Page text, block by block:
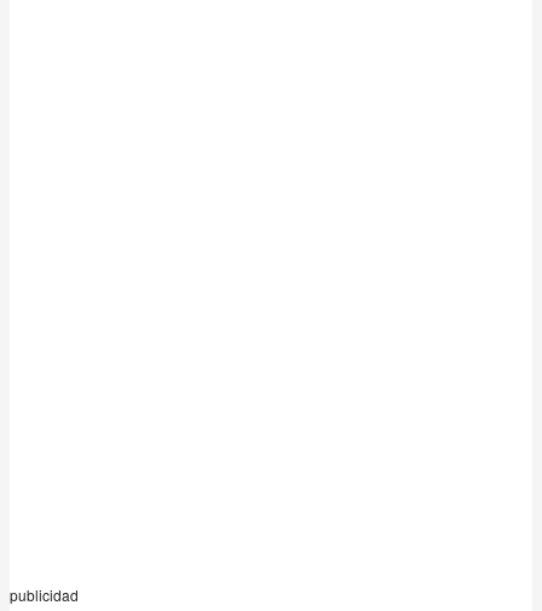
publicidad